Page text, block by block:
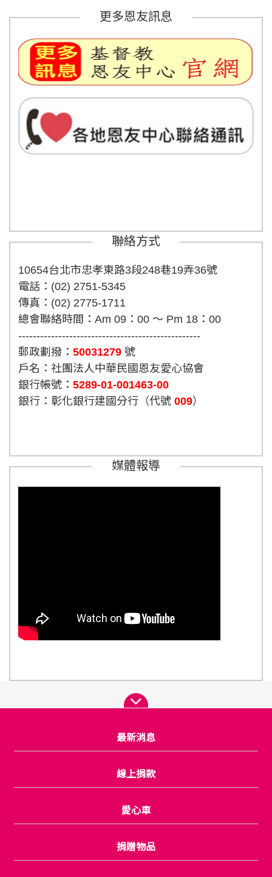
更多恩友訊息
聯絡方式
10654台北市忠孝東路3段248巷19弄36號
電話：(02) 2751-5345
傳真：(02) 2775-1711
總會聯絡時間：Am 09：00 ～ Pm 18：00
--------------------------------------------------
郵政劃撥： 50031279 號
戶名：社團法人中華民國恩友愛心協會
銀行帳號： 5289-01-001463-00
銀行：彰化銀行建國分行（代號 009）
媒體報導
最新消息
線上捐款
愛心車
捐贈物品